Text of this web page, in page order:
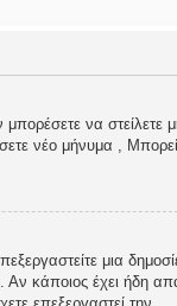
να στείλετε
νέο μήνυμα ,
μια
Αν κάποιος έχει ήδη